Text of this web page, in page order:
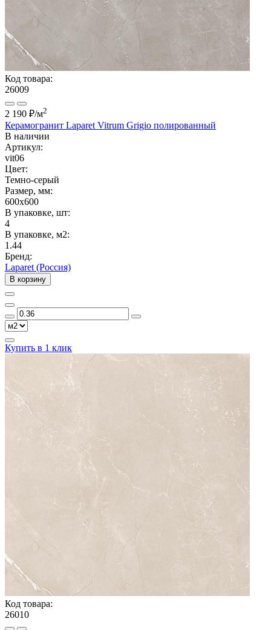
Код товара:
26009
2 190 ₽/м2
Керамогранит Laparet Vitrum Grigio полированный
В наличии
Артикул:
vit06
Цвет:
Темно-серый
Размер, мм:
600x600
В упаковке, шт:
4
В упаковке, м2:
1.44
Бренд:
Laparet (Россия)
В корзину
Купить в 1 клик
Код товара:
26010